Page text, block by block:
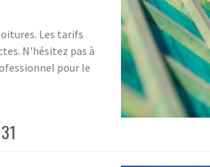
Les tarifs
N'hésitez pas à
pour le